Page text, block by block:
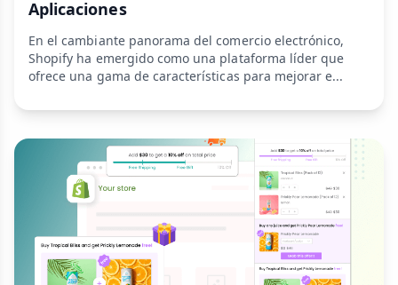
Aplicaciones
En el cambiante panorama del comercio electrónico,
Shopify ha emergido como una plataforma líder que
ofrece una gama de características para mejorar e...